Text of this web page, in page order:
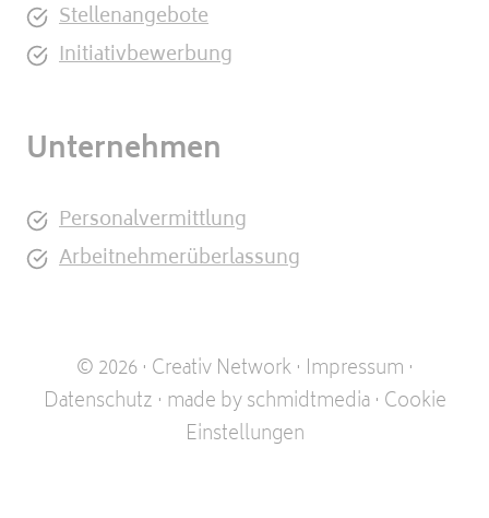
Stellenangebote
Initiativbewerbung
Unternehmen
Personalvermittlung
Arbeitnehmerüberlassung
© 2026 · Creativ Network · Impressum ·
Datenschutz · made by schmidtmedia· Cookie
Einstellungen